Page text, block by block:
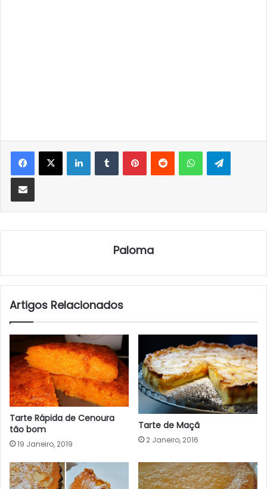
LinkedInTumblrPinterestReddit WhatsApp
Partilhar Via Email
Paloma
Artigos Relacionados
Tarte Rápida de Cenoura
tão bom
19 Janeiro, 2019
Tarte de Maçã
2 Janeiro, 2016